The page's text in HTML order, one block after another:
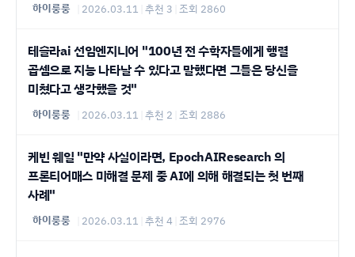
하이룽룽 2026.03.11 추천 3 조회 2860
테슬라ai 선임엔지니어 "100년 전 수학자들에게 행렬
곱셈으로 지능 나타날 수 있다고 말했다면 그들은 당신을
미쳤다고 생각했을 것"
하이룽룽 2026.03.11 추천 2 조회 2886
케빈 웨일 "만약 사실이라면, EpochAIResearch 의
프론티어매스 미해결 문제 중 AI에 의해 해결되는 첫 번째
사례"
하이룽룽 2026.03.11 추천 4 조회 2976